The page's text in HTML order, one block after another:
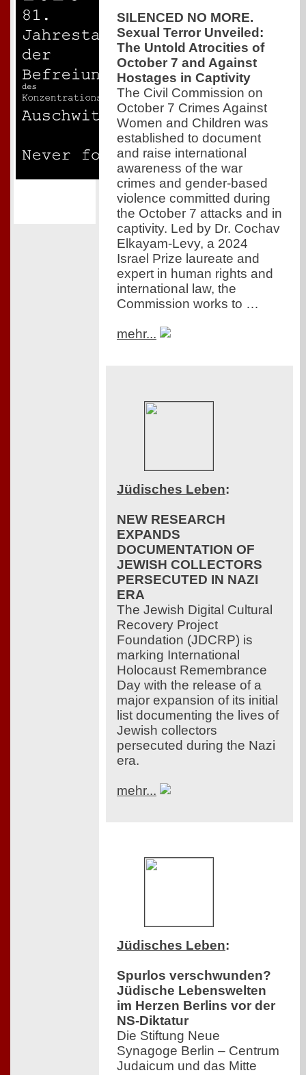
SILENCED NO MORE.
Sexual Terror Unveiled:
The Untold Atrocities of
October 7 and Against
Hostages in Captivity
The Civil Commission on
October 7 Crimes Against
Women and Children was
established to document
and raise international
awareness of the war
crimes and gender-based
violence committed during
the October 7 attacks and in
captivity. Led by Dr. Cochav
Elkayam-Levy, a 2024
Israel Prize laureate and
expert in human rights and
international law, the
Commission works to …
mehr...
Jüdisches Leben:
NEW RESEARCH
EXPANDS
DOCUMENTATION OF
JEWISH COLLECTORS
PERSECUTED IN NAZI
ERA
The Jewish Digital Cultural
Recovery Project
Foundation (JDCRP) is
marking International
Holocaust Remembrance
Day with the release of a
major expansion of its initial
list documenting the lives of
Jewish collectors
persecuted during the Nazi
era.
mehr...
Jüdisches Leben:
Spurlos verschwunden?
Jüdische Lebenswelten
im Herzen Berlins vor der
NS-Diktatur
Die Stiftung Neue
Synagoge Berlin – Centrum
Judaicum und das Mitte